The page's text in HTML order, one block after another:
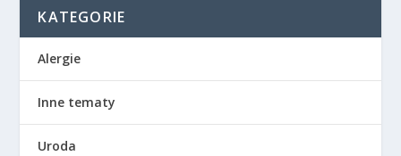
KATEGORIE
Alergie
Inne tematy
Uroda